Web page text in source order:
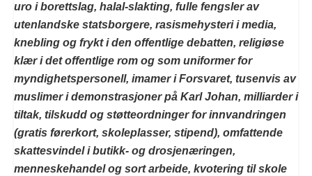
uro i borettslag, halal-slakting, fulle fengsler av
utenlandske statsborgere, rasismehysteri i media,
knebling og frykt i den offentlige debatten, religiøse
klær i det offentlige rom og som uniformer for
myndighetspersonell, imamer i Forsvaret, tusenvis av
muslimer i demonstrasjoner på Karl Johan, milliarder i
tiltak, tilskudd og støtteordninger for innvandringen
(gratis førerkort, skoleplasser, stipend), omfattende
skattesvindel i butikk- og drosjenæringen,
menneskehandel og sort arbeide, kvotering til skole